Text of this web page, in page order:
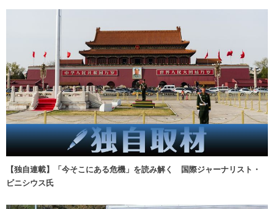
【独自連載】「今そこにある危機」を読み解く 国際ジャーナリスト・
ビニシウス氏